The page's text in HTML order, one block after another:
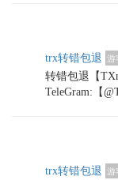
trx转错包退 游
转错包退【
TeleGram:【
trx转错包退 游